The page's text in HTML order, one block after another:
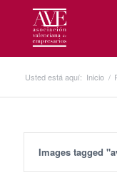
Usted está aquí: Inicio /
Images tagged